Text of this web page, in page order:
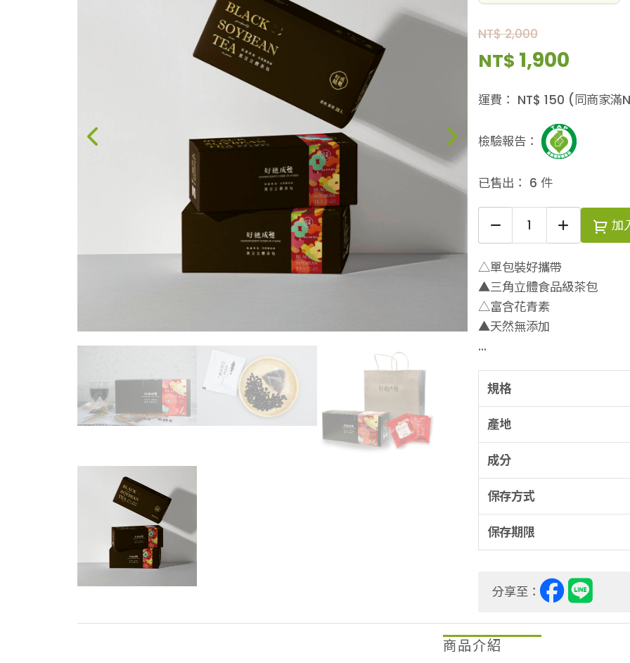
加工生活用品
原民特區
NT$ 2,000
NT$ 1,900
運費： NT$ 150 (同商家滿
檢驗報告：
已售出： 6 件
加
△單包裝好攜帶
▲三角立體食品級茶包
△富含花青素
▲天然無添加
質感霧黑禮盒設計 象徵好
綴，更是畫龍點睛。 節日
規格
產地
成分
保存方式
保存期限
分享至：
商品介紹